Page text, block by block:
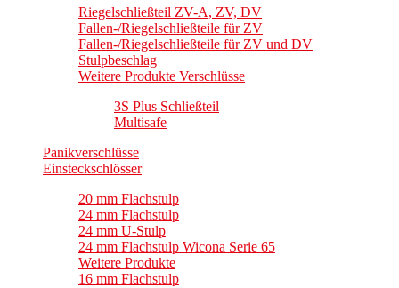
Riegelschließteil ZV-A, ZV, DV
Fallen-/Riegelschließteile für ZV
Fallen-/Riegelschließteile für ZV und DV
Stulpbeschlag
Weitere Produkte Verschlüsse
3S Plus Schließteil
Multisafe
Panikverschlüsse
Einsteckschlösser
20 mm Flachstulp
24 mm Flachstulp
24 mm U-Stulp
24 mm Flachstulp Wicona Serie 65
Weitere Produkte
16 mm Flachstulp